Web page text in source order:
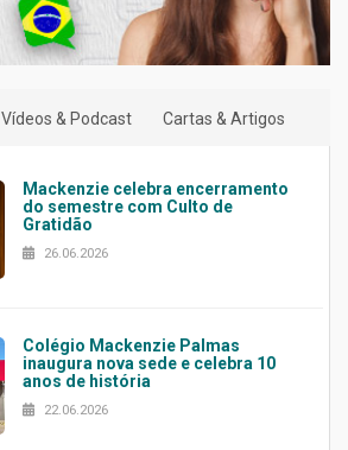
Vídeos & Podcast Cartas & Artigos
Mackenzie celebra encerramento
do semestre com Culto de
Gratidão
26.06.2026
Colégio Mackenzie Palmas
inaugura nova sede e celebra 10
anos de história
22.06.2026